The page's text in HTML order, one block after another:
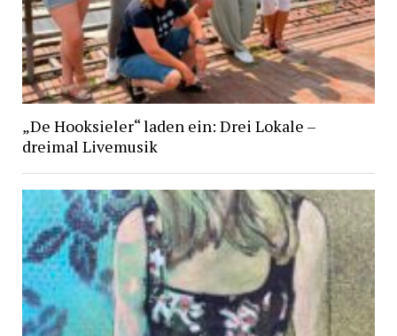
„De Hooksieler“ laden ein: Drei Lokale –
dreimal Livemusik